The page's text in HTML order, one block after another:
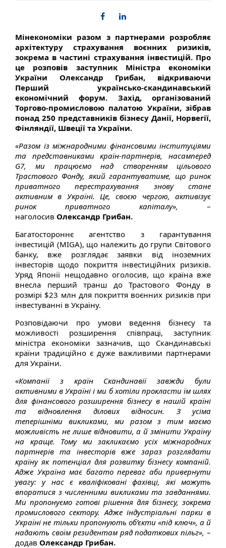
Мінекономіки разом з партнерами розробляє
архітектуру страхування воєнних ризиків,
зокрема в частині страхування інвестицій. Про
це розповів заступник Міністра економіки
України Олександр Грибан, відкриваючи
Перший українсько-скандинавський
економічний форум. Захід, організований
Торгово-промисловою палатою України, зібрав
понад 250 представників бізнесу Данії, Норвегії,
Фінляндії, Швеції та України.
«Разом із міжнародними фінансовими інституціями
та представниками країн-партнерів, насамперед
G7, ми працюємо над створенням цільового
Трастового Фонду, який гарантуватиме, що ринок
приватного перестрахування знову стане
активним в Україні. Це, своєю чергою, активізує
ринок приватного капіталу», –
наголосив Олександр Грибан.
Багатостороннє агентство з гарантування
інвестицій (MIGA), що належить до групи Світового
банку, вже розглядає заявки від іноземних
інвесторів щодо покриття інвестиційних ризиків.
Уряд Японії нещодавно оголосив, що країна вже
внесла перший транш до Трастового Фонду в
розмірі $23 млн для покриття воєнних ризиків при
інвестуванні в Україну.
Розповідаючи про умови ведення бізнесу та
можливості розширення співпраці, заступник
міністра економіки зазначив, що Скандинавські
країни традиційно є дуже важливими партнерами
для України.
«Компанії з країн Скандинавії завжди були
активними в Україні і ми б хотіли прокласти їм шлях
для фінансового розширення бізнесу в нашій країні
та відновлення ділових відносин. З усіма
теперішніми викликами, ми разом з тим маємо
можливість не лише відновити, а й змінити Україну
на краще. Тому ми закликаємо усіх міжнародних
партнерів та інвесторів вже зараз розглядати
країну як потенціал для розвитку бізнесу компаній.
Адже Україна має багато переваг аби привернути
увагу: у нас є кваліфіковані фахівці, які можуть
впоратися з численними викликами та завданнями.
Ми пропонуємо готові рішення для бізнесу, зокрема
промислового сектору. Адже індустріальні парки в
Україні не тільки пропонують об’єкти «під ключ», а й
надають своїм резидентам ряд податкових пільг», –
додав Олександр Грибан.